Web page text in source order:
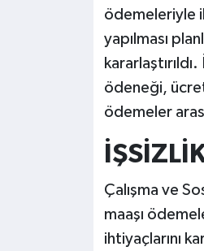
ödemeleriyle
yapılması
ödeneği,
ödemeler
Çalışma ve
maaşı
ihtiyaçlarını